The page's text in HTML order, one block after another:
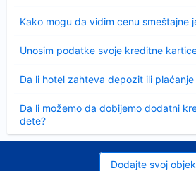
Kako mogu da vidim cenu smeštajne
Unosim podatke svoje kreditne
Da li hotel zahteva depozit ili
Da li možemo da dobijemo dodatni
dete?
Dodajte svoj